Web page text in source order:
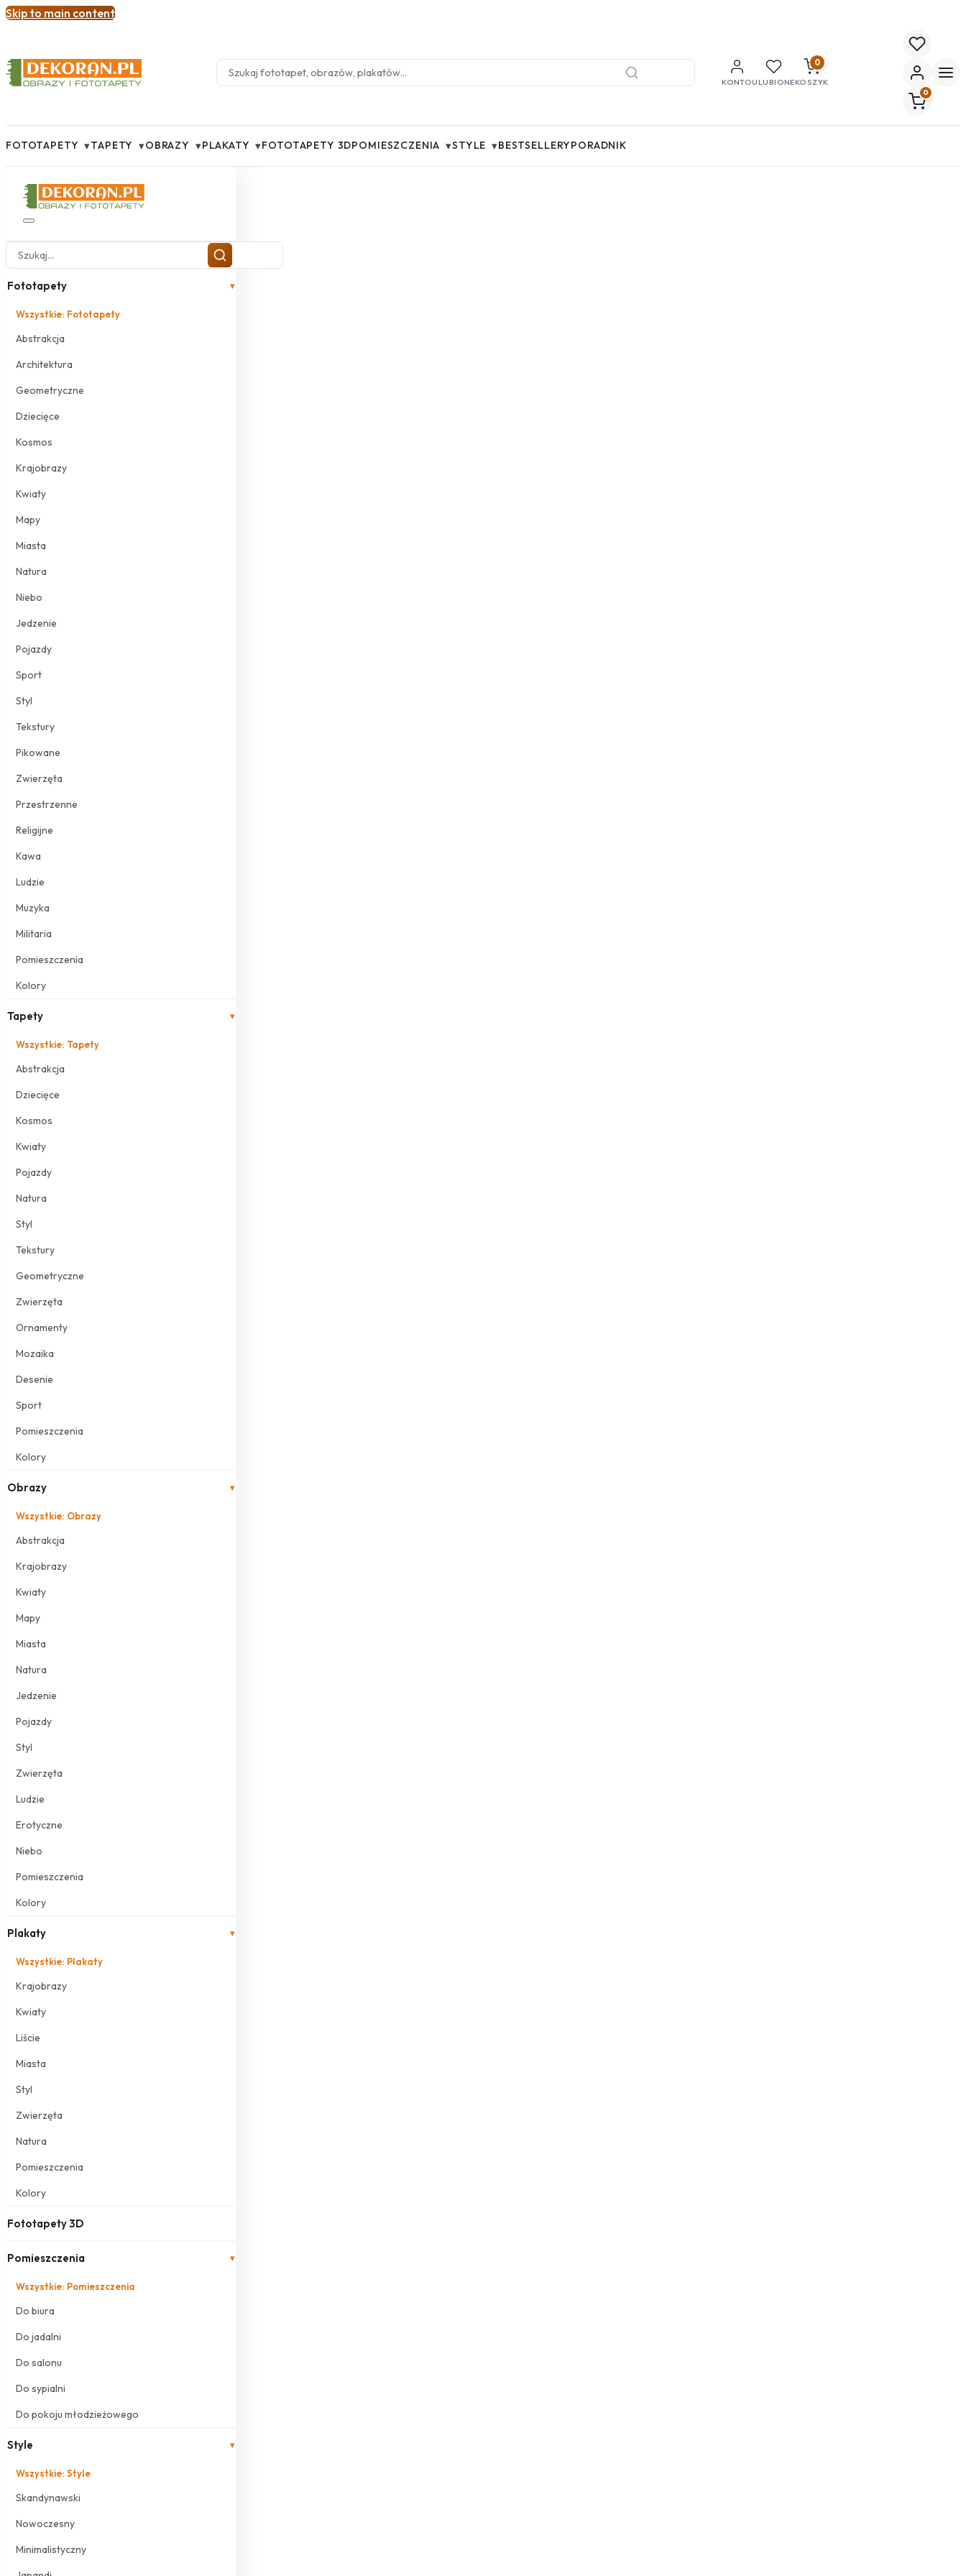
Skip to main content
KONTOULUBIONE
0
KOSZYK
0
FOTOTAPETY ▾TAPETY ▾OBRAZY ▾PLAKATY ▾FOTOTAPETY 3DPOMIESZCZENIA ▾STYLE ▾BESTSELLERYPORADNIK
Fototapety ▾
Wszystkie: Fototapety
Abstrakcja
Architektura
Geometryczne
Dziecięce
Kosmos
Krajobrazy
Kwiaty
Mapy
Miasta
Natura
Niebo
Jedzenie
Pojazdy
Sport
Styl
Tekstury
Pikowane
Zwierzęta
Przestrzenne
Religijne
Kawa
Ludzie
Muzyka
Militaria
Pomieszczenia
Kolory
Tapety ▾
Wszystkie: Tapety
Abstrakcja
Dziecięce
Kosmos
Kwiaty
Pojazdy
Natura
Styl
Tekstury
Geometryczne
Zwierzęta
Ornamenty
Mozaika
Desenie
Sport
Pomieszczenia
Kolory
Obrazy ▾
Wszystkie: Obrazy
Abstrakcja
Krajobrazy
Kwiaty
Mapy
Miasta
Natura
Jedzenie
Pojazdy
Styl
Zwierzęta
Ludzie
Erotyczne
Niebo
Pomieszczenia
Kolory
Plakaty ▾
Wszystkie: Plakaty
Krajobrazy
Kwiaty
Liście
Miasta
Styl
Zwierzęta
Natura
Pomieszczenia
Kolory
Fototapety 3D
Pomieszczenia ▾
Wszystkie: Pomieszczenia
Do biura
Do jadalni
Do salonu
Do sypialni
Do pokoju młodzieżowego
Style ▾
Wszystkie: Style
Skandynawski
Nowoczesny
Minimalistyczny